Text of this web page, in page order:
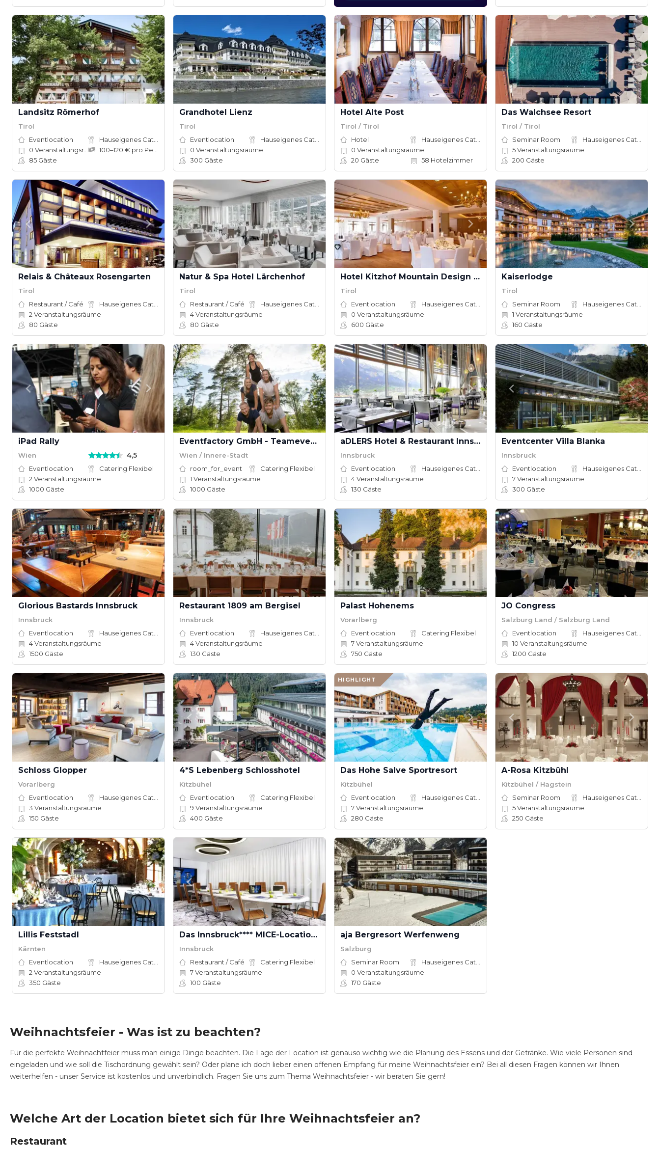
Landsitz Römerhof
Tirol
Eventlocation
0 Veranstaltungsräume
85 Gäste
Grandhotel Lienz
Tirol
Eventlocation
0 Veranstaltungsräume
300 Gäste
Hotel Alte Post
Tirol / Tirol
Hotel
0 Veranstaltungsräume
20 Gäste 58 Hotelzimmer
Das Walchsee Resort
Tirol / Tirol
Seminar Room
5Veranstaltungsräume
200 Gäste
Relais & Châteaux Rosengarten
Tirol
Restaurant / Café
2 Veranstaltungsräume
80 Gäste
Natur & Spa Hotel Lärchenhof
Tirol
Restaurant / Café
4Veranstaltungsräume
80 Gäste
Hotel Kitzhof Mountain Design Resort
Tirol
Eventlocation
0 Veranstaltungsräume
600 Gäste
Kaiserlodge
Tirol
Seminar Room
1 Veranstaltungsräume
160 Gäste
iPad Rally
Wien 4,5
Eventlocation
Catering Flexibel
2 Veranstaltungsräume
1000 Gäste
Eventfactory GmbH - Teamevents mit Spaß
Wien / Innere-Stadt
room_for_event
Catering Flexibel
1 Veranstaltungsräume
1000 Gäste
aDLERS Hotel & Restaurant Innsbruck
Innsbruck
Eventlocation
4Veranstaltungsräume
130 Gäste
Eventcenter Villa Blanka
Innsbruck
Eventlocation
7Veranstaltungsräume
300 Gäste
Glorious Bastards Innsbruck
Innsbruck
Eventlocation
4Veranstaltungsräume
1500 Gäste
Restaurant 1809 am Bergisel
Innsbruck
Eventlocation
4Veranstaltungsräume
130 Gäste
Palast Hohenems
Vorarlberg
Eventlocation
Catering Flexibel
7Veranstaltungsräume
750 Gäste
JO Congress
Salzburg Land / Salzburg Land
Eventlocation
10 Veranstaltungsräume
1200 Gäste
Schloss Glopper
Vorarlberg
Eventlocation
3 Veranstaltungsräume
150 Gäste
4*S Lebenberg Schlosshotel
Kitzbühel
Eventlocation
Catering Flexibel
9 Veranstaltungsräume
400 Gäste
HIGHLIGHT
Das Hohe Salve Sportresort
Kitzbühel
Eventlocation
7Veranstaltungsräume
280 Gäste
A-Rosa Kitzbühl
Kitzbühel / Hagstein
Seminar Room
5Veranstaltungsräume
250 Gäste
Lillis Feststadl
Kärnten
Eventlocation
2 Veranstaltungsräume
350 Gäste
Das Innsbruck**** MICE-Location Boutique Convention
Innsbruck
Restaurant / Café
Catering Flexibel
7Veranstaltungsräume
100 Gäste
aja Bergresort Werfenweng
Salzburg
Seminar Room
0 Veranstaltungsräume
170 Gäste
Weihnachtsfeier - Was ist zu beachten?
Für die perfekte Weihnachtfeier muss man einige Dinge beachten. Die Lage der Location ist genauso wichtig wie die Planung des Essens und der Getränke. Wie viele Personen sind
eingeladen und wie soll die Tischordnung gewählt sein? Oder plane ich doch lieber einen offenen Empfang für meine Weihnachtsfeier ein? Bei all diesen Fragen können wir Ihnen
weiterhelfen - unser Service ist kostenlos und unverbindlich. Fragen Sie uns zum Thema Weihnachtsfeier - wir beraten Sie gern!
Welche Art der Location bietet sich für Ihre Weihnachtsfeier an?
Restaurant